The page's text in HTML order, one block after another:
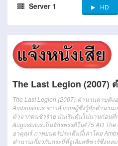
Server 1 HD
The Last Legion (2007)
The Last Legion (2007) ตำนานดาบคิงอ
Ambrosinus ชาวอังกฤษผู้ซึ่งรู้จักตำนาน
ตัวจากคนชั่วร้าย มันเริ่มต้นไม่นานก่อนที่
Augustulusเป็นจักรพรรดิใน475 AD
อาคุณร์ ภาพยนตร์ประเด็นนี้เล่าโดย
ตำนานเกี่ยวกับกระบี่ที่จูเลียสซีซาร์ซึ่งห